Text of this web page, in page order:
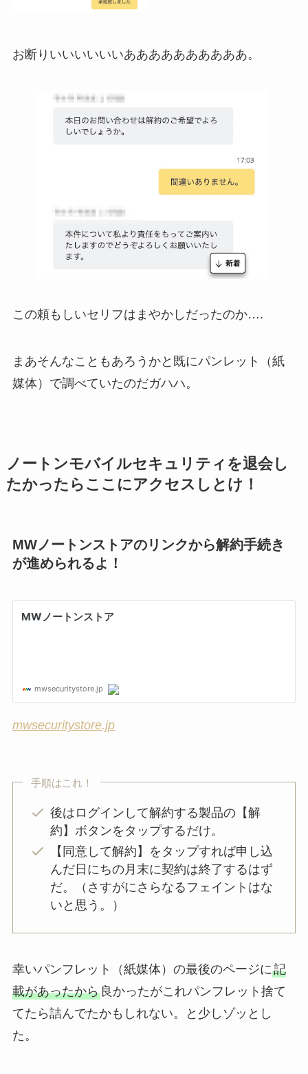
お断りいいいいいいああああああああああ。
この頼もしいセリフはまやかしだったのか….
まあそんなこともあろうかと既にパンレット（紙
媒体）で調べていたのだガハハ。
ノートンモバイルセキュリティを退会し
たかったらここにアクセスしとけ！
MWノートンストアのリンクから解約手続き
が進められるよ！
mwsecuritystore.jp
手順はこれ！
後はログインして解約する製品の【解
約】ボタンをタップするだけ。
【同意して解約】をタップすれば申し込
んだ日にちの月末に契約は終了するはず
だ。（さすがにさらなるフェイントはな
いと思う。）
幸いパンフレット（紙媒体）の最後のページに記
載があったから良かったがこれパンフレット捨て
てたら詰んでたかもしれない。と少しゾッとし
た。